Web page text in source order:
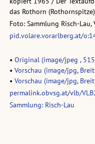
das Rothorn
Foto: Sammlung Risch-
pid.volare.vorarlberg.at/
• Original (image/jpeg ,
• Vorschau (image/jpg,
• Vorschau (image/jpg,
permalink.obvsg.at/vlb/
Sammlung: Risch-Lau